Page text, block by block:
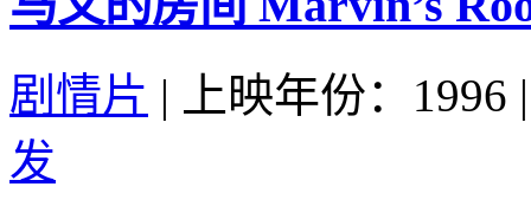
剧情片 | 上映年份：1996 |
发